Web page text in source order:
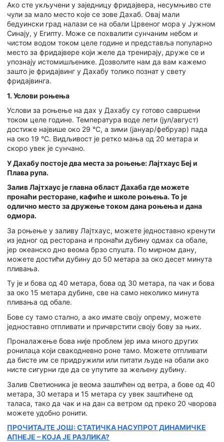
Ако сте укључени у заједницу фридајвера, несумњиво сте
чули за мало место које се зове Дахаб. Овај мали
бедуински град налази се на обали Црвеног мора у Јужном
Синају, у Египту. Може се похвалити сунчаним небом и
чистом водом током целе године и представља популарно
место за фридајвере који желе да тренирају, друже се и
упознају истомишљенике. Дозволите нам да вам кажемо
зашто је фридајвинг у Дахабу толико познат у свету
фридајвинга.
1. Услови роњења
Услови за роњење на дах у Дахабу су готово савршени
током целе године. Температура воде лети (јул/август)
достиже највише око 29 °C, а зими (јануар/фебруар) пада
на око 19 °C. Видљивост је ретко мања од 20 метара и
скоро увек је сунчано.
У Дахабу постоје два места за роњење: Лајтхаус Беј и
Плава рупа.
Залив Лајтхаус је главна област Дахаба где можете
пронаћи ресторане, кафиће и школе роњења. То је
одлично место за дружење током дана роњења и дана
одмора.
За роњење у заливу Лајтхаус, можете једноставно кренути
из једног од ресторана и пронаћи дубину одмах са обале,
јер океанско дно веома брзо спушта. По мирном дану,
можете достићи дубину до 50 метара за око десет минута
пливања.
Ту је и бова од 40 метара, бова од 30 метара, па чак и бова
за око 15 метара дубине, све на само неколико минута
пливања од обале.
Бове су тамо стално, а ако имате своју опрему, можете
једноставно отпливати и причврстити своју бову за њих.
Проналажење бова није проблем јер има много других
ронилаца који свакодневно роне тамо. Можете отпливати
да бисте им се придружили или питати људе на обали ако
нисте сигурни где да се упутите за жељену дубину.
Залив Светионика је веома заштићен од ветра, а бове од 40
метара, 30 метара и 15 метара су увек заштићене од
таласа, тако да чак и на дан са ветром од преко 20 чворова
можете удобно ронити.
ПРОЧИТАЈТЕ ЈОШ: СТАТИЧКА НАСУПРОТ ДИНАМИЧКЕ
АПНЕЈЕ – КОЈА ЈЕ РАЗЛИКА?